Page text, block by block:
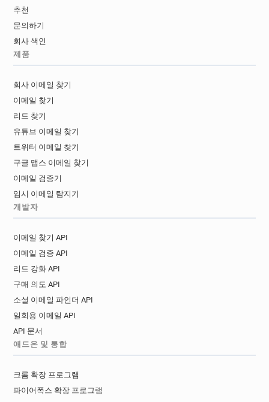
추천
문의하기
회사 색인
제품
회사 이메일 찾기
이메일 찾기
리드 찾기
유튜브 이메일 찾기
트위터 이메일 찾기
구글 맵스 이메일 찾기
이메일 검증기
임시 이메일 탐지기
개발자
이메일 찾기 API
이메일 검증 API
리드 강화 API
구매 의도 API
소셜 이메일 파인더 API
일회용 이메일 API
API 문서
애드온 및 통합
크롬 확장 프로그램
파이어폭스 확장 프로그램